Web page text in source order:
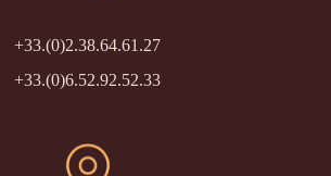
+33.(0)2.38.64.61.27
+33.(0)6.52.92.52.33